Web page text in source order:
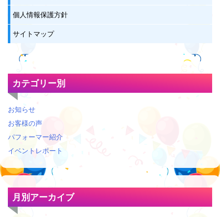
個人情報保護方針
サイトマップ
カテゴリー別
お知らせ
お客様の声
パフォーマー紹介
イベントレポート
月別アーカイブ